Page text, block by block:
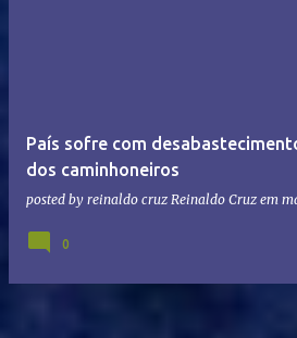
País sofre com
dos caminhoneiros
posted by reinaldo cruz Reinaldo Cruz em
0